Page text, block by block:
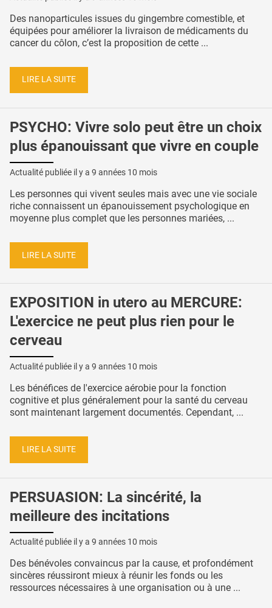
Des nanoparticules issues du gingembre comestible, et
équipées pour améliorer la livraison de médicaments du
cancer du côlon, c’est la proposition de cette ...
LIRE LA SUITE
PSYCHO: Vivre solo peut être un choix
plus épanouissant que vivre en couple
Actualité publiée il y a 9 années 10 mois
Les personnes qui vivent seules mais avec une vie sociale
riche connaissent un épanouissement psychologique en
moyenne plus complet que les personnes mariées, ...
LIRE LA SUITE
EXPOSITION in utero au MERCURE:
L'exercice ne peut plus rien pour le
cerveau
Actualité publiée il y a 9 années 10 mois
Les bénéfices de l'exercice aérobie pour la fonction
cognitive et plus généralement pour la santé du cerveau
sont maintenant largement documentés. Cependant, ...
LIRE LA SUITE
PERSUASION: La sincérité, la
meilleure des incitations
Actualité publiée il y a 9 années 10 mois
Des bénévoles convaincus par la cause, et profondément
sincères réussiront mieux à réunir les fonds ou les
ressources nécessaires à une organisation ou à une ...